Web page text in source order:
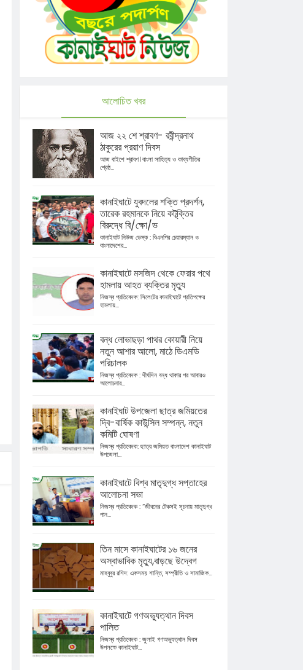
আলোচিত খবর
আজ ২২ শে শ্রাবণ- রবীন্দ্রনাথ
ঠাকুরের প্রয়াণ দিবস
আজ বাইশে শ্রাবণ। বাংলা সাহিত্য ও কাব্যগীতির
শ্রেষ্ঠ...
কানাইঘাটে যুবদলের শক্তি প্রদর্শন,
তারেক রহমানকে নিয়ে কটূক্তির
বিরুদ্ধে বি/ক্ষো/ভ
কানাইঘাট নিউজ ডেস্ক : বিএনপির চেয়ারম্যান ও
বাংলাদেশের...
কানাইঘাটে মসজিদ থেকে ফেরার পথে
হামলায় আহত ব্যক্তির মৃত্যু
নিজস্ব প্রতিবেদক: সিলেটের কানাইঘাটে প্রতিপক্ষের
হামলায়...
বন্ধ লোভাছড়া পাথর কোয়ারী নিয়ে
নতুন আশার আলো, মাঠে ডিএমডি
পরিচালক
নিজস্ব প্রতিবেদক : দীর্ঘদিন বন্ধ থাকার পর আবারও
আলোচনার...
কানাইঘাট উপজেলা ছাত্র জমিয়তের
দ্বি-বার্ষিক কাউন্সিল সম্পন্ন, নতুন
কমিটি ঘোষণা
নিজস্ব প্রতিবেদক: ছাত্র জমিয়ত বাংলাদেশ কানাইঘাট
উপজেলা...
কানাইঘাটে বিশ্ব মাতৃদুগ্ধ সপ্তাহের
আলোচনা সভা
নিজস্ব প্রতিবেদক : “জীবনের টেকসই সূচনায় মাতৃদুগ্ধ
পান...
তিন মাসে কানাইঘাটের ১৬ জনের
অস্বাভাবিক মৃত্যু,বাড়ছে উদ্বেগ
মাহবুবুর রশিদ: একসময় শান্তি, সম্প্রীতি ও সামাজিক...
কানাইঘাটে গণঅভ্যুত্থান দিবস
পালিত
নিজস্ব প্রতিবেদক : জুলাই গণঅভ্যুত্থান দিবস
উপলক্ষে কানাইঘাট...